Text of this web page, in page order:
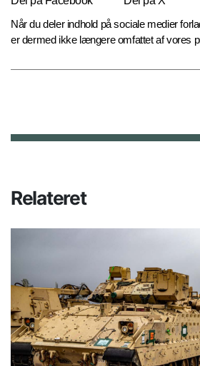
Når du deler indhold på sociale medier
er dermed ikke længere omfattet af vores
Relateret